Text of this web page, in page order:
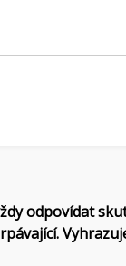
odpovídat